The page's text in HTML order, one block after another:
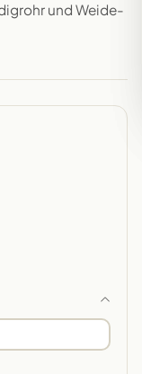
und Weide-